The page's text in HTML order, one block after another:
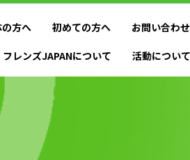
フレンズJAPANについて 活動について
方へ 初めての方へ お問い合わせ